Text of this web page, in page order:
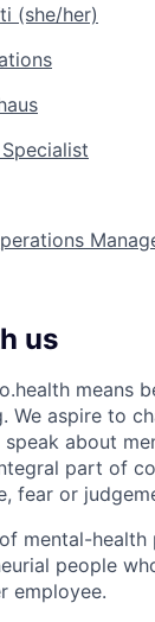
(she/her)
us
means
We aspire to
about
part of
fear or
mental-
people
employee.